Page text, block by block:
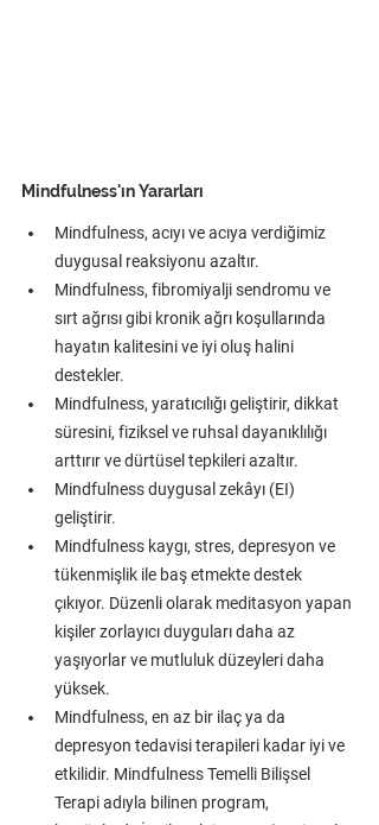
Mindfulness'ın Yararları
Mindfulness, acıyı ve acıya verdiğimiz
duygusal reaksiyonu azaltır.
Mindfulness, fibromiyalji sendromu ve
sırt ağrısı gibi kronik ağrı koşullarında
hayatın kalitesini ve iyi oluş halini
destekler.
Mindfulness, yaratıcılığı geliştirir, dikkat
süresini, fiziksel ve ruhsal dayanıklılığı
arttırır ve dürtüsel tepkileri azaltır.
Mindfulness duygusal zekâyı (EI)
geliştirir.
Mindfulness kaygı, stres, depresyon ve
tükenmişlik ile baş etmekte destek
çıkıyor. Düzenli olarak meditasyon yapan
kişiler zorlayıcı duyguları daha az
yaşıyorlar ve mutluluk düzeyleri daha
yüksek.
Mindfulness, en az bir ilaç ya da
depresyon tedavisi terapileri kadar iyi ve
etkilidir. Mindfulness Temelli Bilişsel
Terapi adıyla bilinen program,